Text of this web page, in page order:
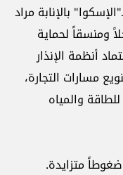
بالإنابة مراد
ومنسقاً لحماية
أنظمة الإنذار
مسارات التجارة،
والمياه
متزايدة.